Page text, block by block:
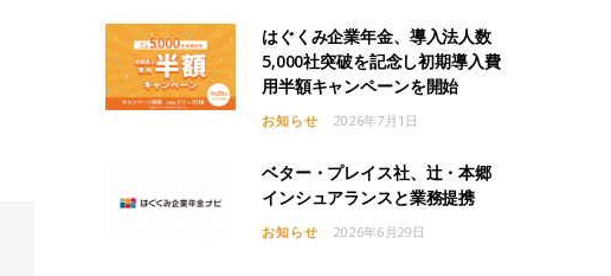
はぐくみ企業年金、導入法人数
5,000社突破を記念し初期導入費
用半額キャンペーンを開始
お知らせ 2026年7月1日
ベター・プレイス社、辻・本郷
インシュアランスと業務提携
お知らせ 2026年6月29日